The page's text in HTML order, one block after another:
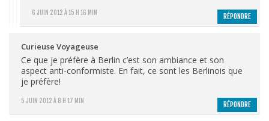
6 JUIN 2012 À 15 H 16 MIN RÉPONDRE
Curieuse Voyageuse
5 JUIN 2012 À 8 H 17 MIN
Ce que je préfère à Berlin c’est son ambiance et son
aspect anti-conformiste. En fait, ce sont les Berlinois que
je préfère!
RÉPONDRE